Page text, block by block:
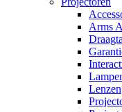
Arms
Lenzen